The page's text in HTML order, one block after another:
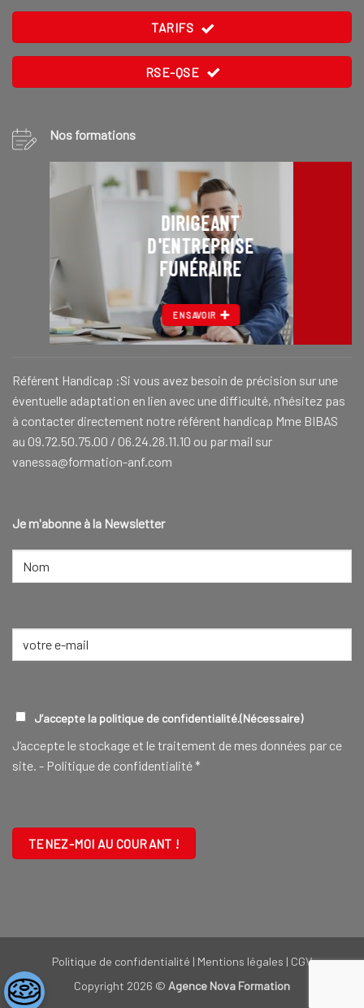
TARIFS
RSE-QSE
Nos formations
DIRIGEANT
D'ENTREPRISE
FUNÉRAIRE
EN SAVOIR
Référent Handicap :Si vous avez besoin de précision sur une
éventuelle adaptation en lien avec une difficulté, n’hésitez pas
à contacter directement notre référent handicap Mme BIBAS
au 09.72.50.75.00 / 06.24.28.11.10 ou par mail sur
vanessa@formation-anf.com
Je m'abonne à la Newsletter
NOM
RGPD(NÉCESSAIRE)
J’accepte la politique de confidentialité.(Nécessaire)
J‘accepte le stockage et le traitement de mes données par ce
site. - Politique de confidentialité*
Politique de confidentialité | Mentions légales | CGV
Copyright 2026 © Agence Nova Formation